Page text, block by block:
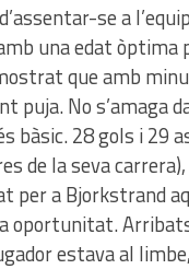
se a
una edat òptima
que amb
puja. No s’amaga
bàsic. 28 gols i 29
de la seva
per a Bjorkstrand
oportunitat.
estava al